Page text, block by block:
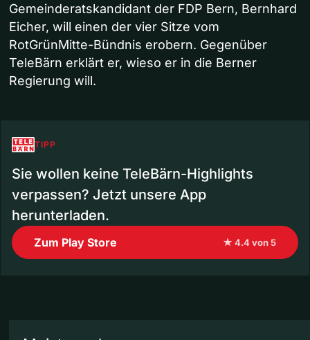
Gemeinderatskandidant der FDP Bern, Bernhard
Eicher, will einen der vier Sitze vom
RotGrünMitte-Bündnis erobern. Gegenüber
TeleBärn erklärt er, wieso er in die Berner
Regierung will.
TIPP
Sie wollen keine TeleBärn-Highlights
verpassen? Jetzt unsere App
herunterladen.
Zum Play Store ★ 4.4 von 5